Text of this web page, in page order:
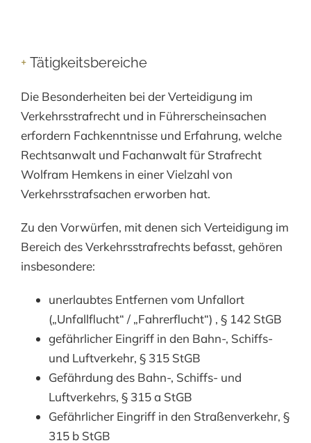
+ Tätigkeitsbereiche
Die Besonderheiten bei der Verteidigung im
Verkehrsstrafrecht und in Führerscheinsachen
erfordern Fachkenntnisse und Erfahrung, welche
Rechtsanwalt und Fachanwalt für Strafrecht
Wolfram Hemkens in einer Vielzahl von
Verkehrsstrafsachen erworben hat.
Zu den Vorwürfen, mit denen sich Verteidigung im
Bereich des Verkehrsstrafrechts befasst, gehören
insbesondere:
unerlaubtes Entfernen vom Unfallort
(„Unfallflucht“ / „Fahrerflucht“) , § 142 StGB
gefährlicher Eingriff in den Bahn-, Schiffs-
und Luftverkehr, § 315 StGB
Gefährdung des Bahn-, Schiffs- und
Luftverkehrs, § 315 a StGB
Gefährlicher Eingriff in den Straßenverkehr, §
315 b StGB